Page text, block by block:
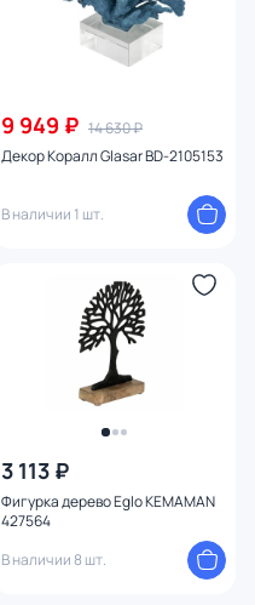
9 949 ₽ 14 630 ₽
Декор Коралл Glasar BD-2105153
В наличии 1 шт.
3 113 ₽
Фигурка дерево Eglo KEMAMAN
427564
В наличии 8 шт.